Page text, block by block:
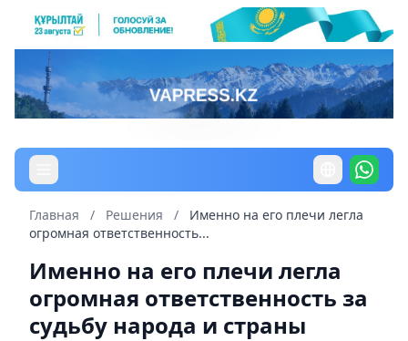
Главная / Решения /
Именно на его плечи легла
огромная ответственность...
Именно на его плечи легла
огромная ответственность за
судьбу народа и страны